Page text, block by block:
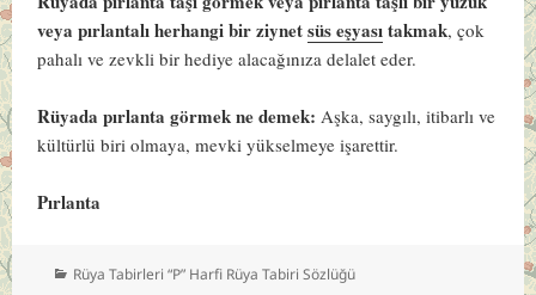
veya pırlantalı herhangi bir ziynetsüs eşyasıtakmak, çok
pahalı ve zevkli bir hediye alacağınıza delalet eder.
Rüyada pırlanta görmek ne demek: Aşka, saygılı, itibarlı ve
kültürlü biri olmaya, mevki yükselmeye işarettir.
Pırlanta
Kategoriler
Rüya Tabirleri “P” Harfi Rüya Tabiri Sözlüğü